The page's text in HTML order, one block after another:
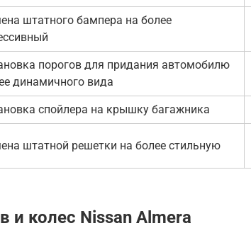
штатного бампера на более
порогов для придания автомобилю
динамичного вида
спойлера на крышку багажника
штатной решетки на более стильную
и колес Nissan Almera